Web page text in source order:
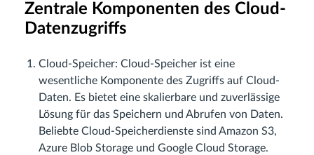
Zentrale Komponenten des Cloud-
Datenzugriffs
Cloud-Speicher: Cloud-Speicher ist eine
wesentliche Komponente des Zugriffs auf Cloud-
Daten. Es bietet eine skalierbare und zuverlässige
Lösung für das Speichern und Abrufen von Daten.
Beliebte Cloud-Speicherdienste sind Amazon S3,
Azure Blob Storage und Google Cloud Storage.